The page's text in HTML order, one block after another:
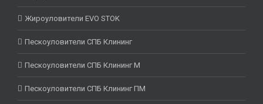
Жироуловители EVO STOK
Пескоуловители СПБ Клининг
Пескоуловители СПБ Клининг М
Пескоуловители СПБ Клининг ПМ